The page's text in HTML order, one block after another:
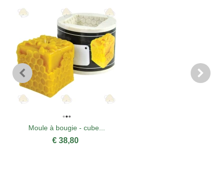
Moule à bougie - cube...
€ 38,80